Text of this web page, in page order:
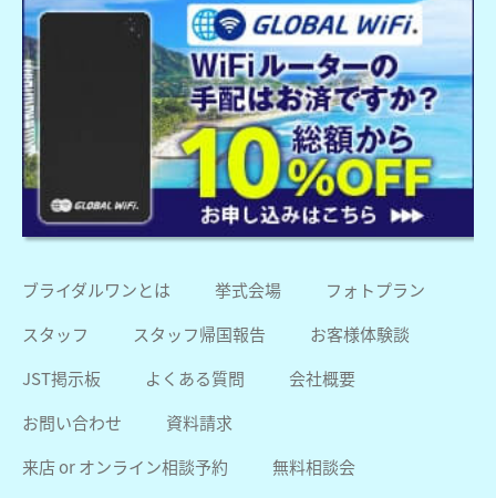
ブライダルワンとは 挙式会場
フォトプラン
スタッフ
スタッフ帰国報告
お客様体験談
JST掲示板
よくある質問
会社概要
お問い合わせ
資料請求
来店 or オンライン相談予約
無料相談会